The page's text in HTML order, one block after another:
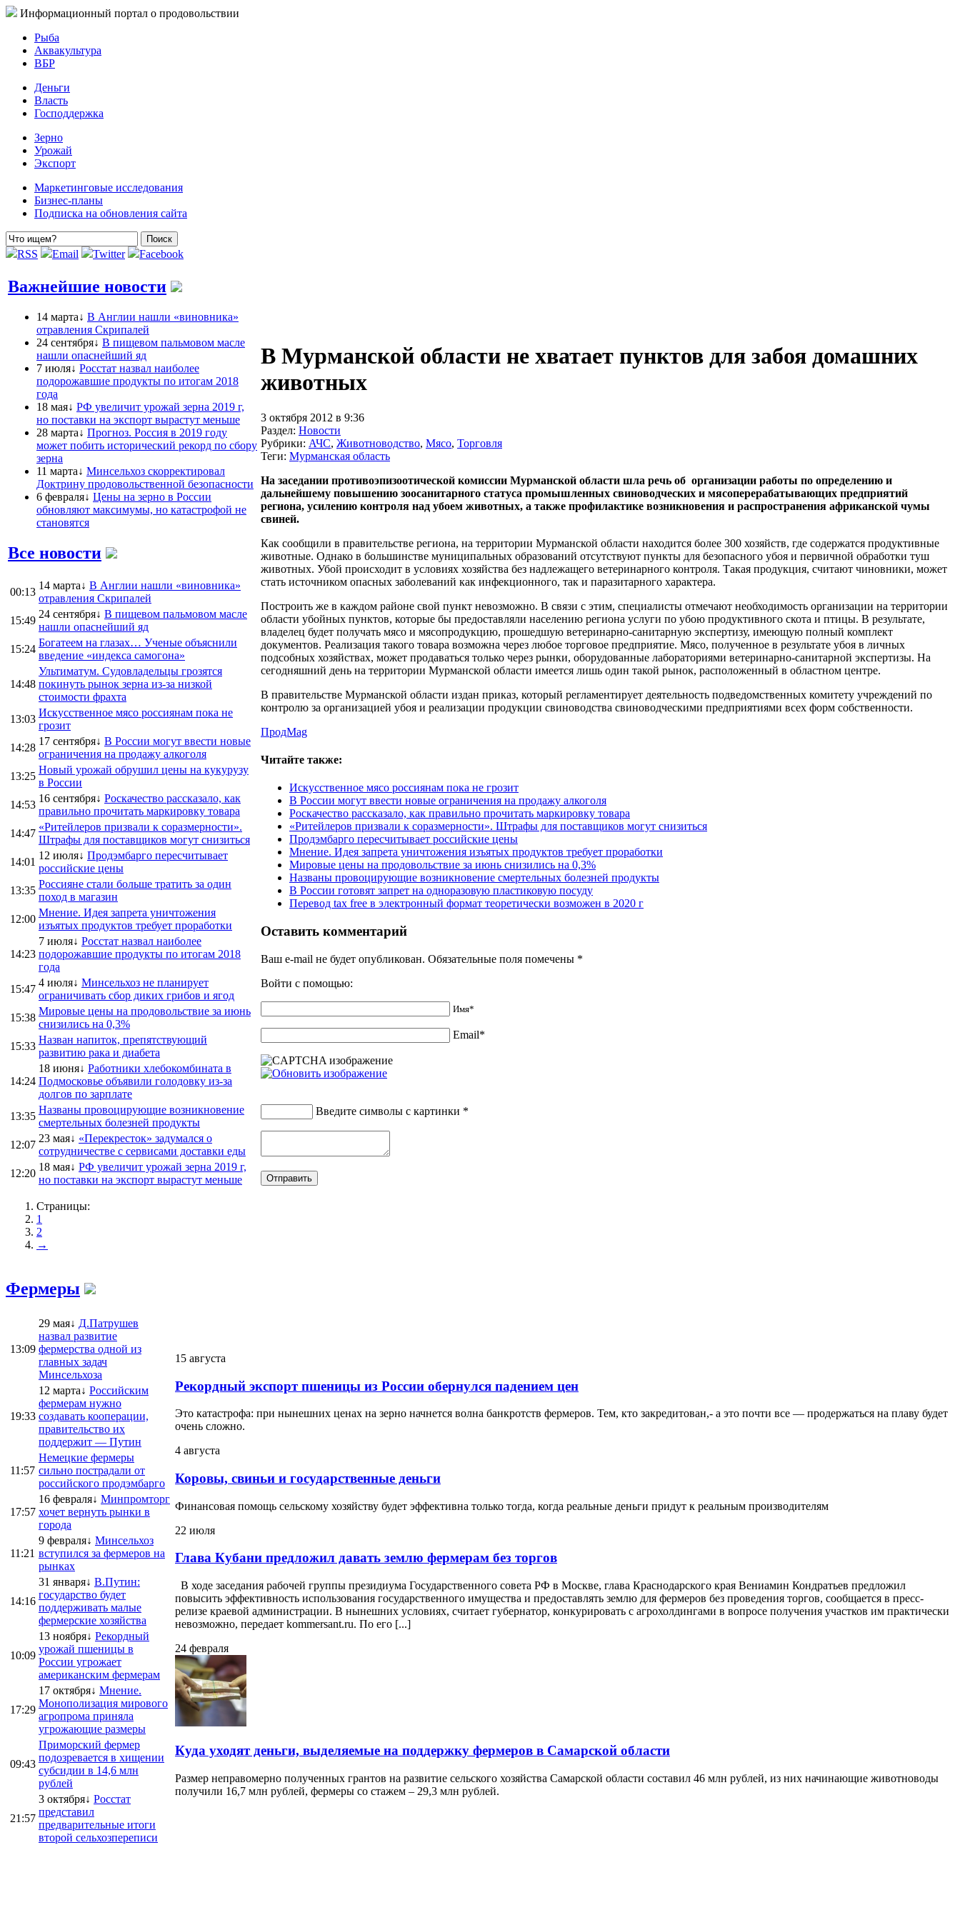
Информационный портал о продовольствии
Рыба
Аквакультура
ВБР
Деньги
Власть
Господдержка
Зерно
Урожай
Экспорт
Маркетинговые исследования
Бизнес-планы
Подписка на обновления сайта
RSS Email Twitter Facebook
Важнейшие новости
14 марта↓ В Англии нашли «виновника»
отравления Скрипалей
24 сентября↓ В пищевом пальмовом масле
нашли опаснейший яд
7 июля↓ Росстат назвал наиболее
подорожавшие продукты по итогам 2018
года
18 мая↓ РФ увеличит урожай зерна 2019 г,
но поставки на экспорт вырастут меньше
28 марта↓ Прогноз. Россия в 2019 году
может побить исторический рекорд по сбору
зерна
11 марта↓ Минсельхоз скорректировал
Доктрину продовольственной безопасности
6 февраля↓ Цены на зерно в России
обновляют максимумы, но катастрофой не
становятся
Все новости
00:13
14 марта↓ В Англии нашли «виновника»
отравления Скрипалей
15:49
24 сентября↓ В пищевом пальмовом масле
нашли опаснейший яд
15:24
Богатеем на глазах… Ученые объяснили
введение «индекса самогона»
14:48
Ультиматум. Судовладельцы грозятся
покинуть рынок зерна из-за низкой
стоимости фрахта
13:03
Искусственное мясо россиянам пока не
грозит
14:28
17 сентября↓ В России могут ввести новые
ограничения на продажу алкоголя
13:25
Новый урожай обрушил цены на кукурузу
в России
14:53
16 сентября↓ Роскачество рассказало, как
правильно прочитать маркировку товара
14:47
«Ритейлеров призвали к соразмерности».
Штрафы для поставщиков могут снизиться
14:01
12 июля↓ Продэмбарго пересчитывает
российские цены
13:35
Россияне стали больше тратить за один
поход в магазин
12:00
Мнение. Идея запрета уничтожения
изъятых продуктов требует проработки
14:23
7 июля↓ Росстат назвал наиболее
подорожавшие продукты по итогам 2018
года
15:47
4 июля↓ Минсельхоз не планирует
ограничивать сбор диких грибов и ягод
15:38
Мировые цены на продовольствие за июнь
снизились на 0,3%
15:33
Назван напиток, препятствующий
развитию рака и диабета
14:24
18 июня↓ Работники хлебокомбината в
Подмосковье объявили голодовку из-за
долгов по зарплате
13:35
Названы провоцирующие возникновение
смертельных болезней продукты
12:07
23 мая↓ «Перекресток» задумался о
сотрудничестве с сервисами доставки еды
12:20
18 мая↓ РФ увеличит урожай зерна 2019 г,
но поставки на экспорт вырастут меньше
Страницы:
1
2
→
В Мурманской области не хватает пунктов для забоя домашних
животных
3 октября 2012 в 9:36
Раздел: Новости
Рубрики: АЧС, Животноводство, Мясо, Торговля
Теги: Мурманская область
На заседании противоэпизоотической комиссии Мурманской области шла речь об организации работы по определению и
дальнейшему повышению зоосанитарного статуса промышленных свиноводческих и мясоперерабатывающих предприятий
региона, усилению контроля над убоем животных, а также профилактике возникновения и распространения африканской чумы
свиней.
Как сообщили в правительстве региона, на территории Мурманской области находится более 300 хозяйств, где содержатся продуктивные
животные. Однако в большинстве муниципальных образований отсутствуют пункты для безопасного убоя и первичной обработки туш
животных. Убой происходит в условиях хозяйства без надлежащего ветеринарного контроля. Такая продукция, считают чиновники, может
стать источником опасных заболеваний как инфекционного, так и паразитарного характера.
Построить же в каждом районе свой пункт невозможно. В связи с этим, специалисты отмечают необходимость организации на территории
области убойных пунктов, которые бы предоставляли населению региона услуги по убою продуктивного скота и птицы. В результате,
владелец будет получать мясо и мясопродукцию, прошедшую ветеринарно-санитарную экспертизу, имеющую полный комплект
документов. Реализация такого товара возможна через любое торговое предприятие. Мясо, полученное в результате убоя в личных
подсобных хозяйствах, может продаваться только через рынки, оборудованные лабораториями ветеринарно-санитарной экспертизы. На
сегодняшний день на территории Мурманской области имеется лишь один такой рынок, расположенный в областном центре.
В правительстве Мурманской области издан приказ, который регламентирует деятельность подведомственных комитету учреждений по
контролю за организацией убоя и реализации продукции свиноводства свиноводческими предприятиями всех форм собственности.
ПродMag
Читайте также:
Искусственное мясо россиянам пока не грозит
В России могут ввести новые ограничения на продажу алкоголя
Роскачество рассказало, как правильно прочитать маркировку товара
«Ритейлеров призвали к соразмерности». Штрафы для поставщиков могут снизиться
Продэмбарго пересчитывает российские цены
Мнение. Идея запрета уничтожения изъятых продуктов требует проработки
Мировые цены на продовольствие за июнь снизились на 0,3%
Названы провоцирующие возникновение смертельных болезней продукты
В России готовят запрет на одноразовую пластиковую посуду
Перевод tax free в электронный формат теоретически возможен в 2020 г
Оставить комментарий
Ваш e-mail не будет опубликован. Обязательные поля помечены *
Войти с помощью:
Имя*
Email*
Введите символы с картинки *
Фермеры
13:09
29 мая↓ Д.Патрушев
назвал развитие
фермерства одной из
главных задач
Минсельхоза
19:33
12 марта↓ Российским
фермерам нужно
создавать кооперации,
правительство их
поддержит — Путин
11:57
Немецкие фермеры
сильно пострадали от
российского продэмбарго
17:57
16 февраля↓ Минпромторг
хочет вернуть рынки в
города
11:21
9 февраля↓ Минсельхоз
вступился за фермеров на
рынках
14:16
31 января↓ В.Путин:
государство будет
поддерживать малые
фермерские хозяйства
10:09
13 ноября↓ Рекордный
урожай пшеницы в
России угрожает
американским фермерам
17:29
17 октября↓ Мнение.
Монополизация мирового
агропрома приняла
угрожающие размеры
09:43
Приморский фермер
подозревается в хищении
субсидии в 14,6 млн
рублей
21:57
3 октября↓ Росстат
представил
предварительные итоги
второй сельхозпереписи
15 августа
Рекордный экспорт пшеницы из России обернулся падением цен
Это катастрофа: при нынешних ценах на зерно начнется волна банкротств фермеров. Тем, кто закредитован,- а это почти все — продержаться на плаву будет
очень сложно.
4 августа
Коровы, свиньи и государственные деньги
Финансовая помощь сельскому хозяйству будет эффективна только тогда, когда реальные деньги придут к реальным производителям
22 июля
Глава Кубани предложил давать землю фермерам без торгов
В ходе заседания рабочей группы президиума Государственного совета РФ в Москве, глава Краснодарского края Вениамин Кондратьев предложил
повысить эффективность использования государственного имущества и предоставлять землю для фермеров без проведения торгов, сообщается в пресс-
релизе краевой администрации. В нынешних условиях, считает губернатор, конкурировать с агрохолдингами в вопросе получения участков им практически
невозможно, передает kommersant.ru. По его [...]
24 февраля
Куда уходят деньги, выделяемые на поддержку фермеров в Самарской области
Размер неправомерно полученных грантов на развитие сельского хозяйства Самарской области составил 46 млн рублей, из них начинающие животноводы
получили 16,7 млн рублей, фермеры со стажем – 29,3 млн рублей.